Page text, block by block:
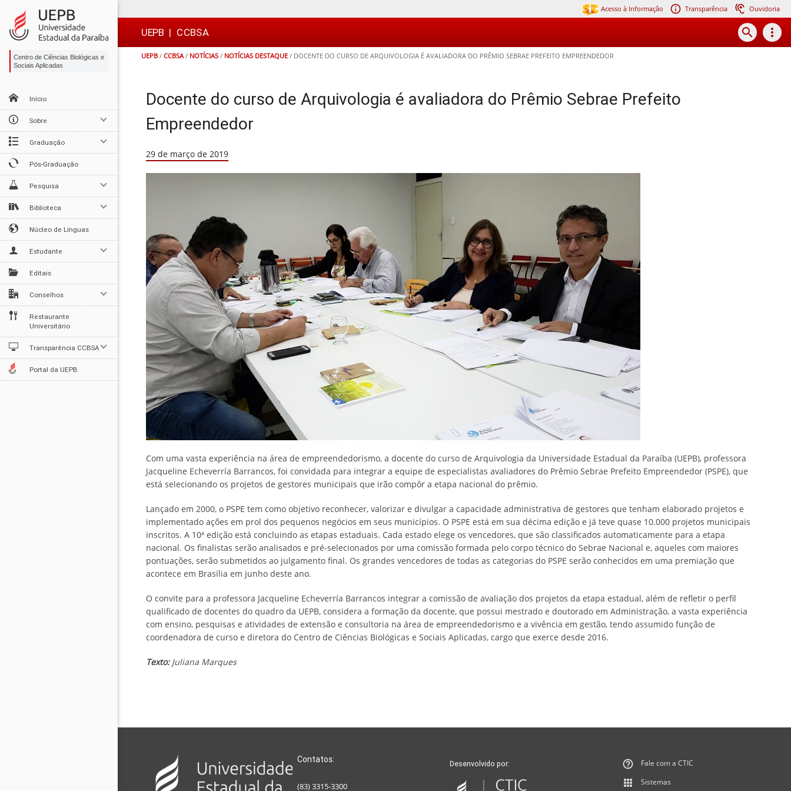
para
conteúdo
para
menu
para
busca
para
rodapé

Acesso à Informação Transparência Ouvidoria
UEPB | CCBSA search more_vert
UEPB / CCBSA/ NOTÍCIAS / NOTÍCIAS DESTAQUE / DOCENTE DO CURSO DE ARQUIVOLOGIA É AVALIADORA DO PRÊMIO SEBRAE PREFEITO EMPREENDEDOR
Centro de Ciências Biológicas e
Sociais Aplicadas
Início
Sobre
Graduação
Pós-Graduação
Pesquisa
Biblioteca
Núcleo de Línguas
Estudante
Editais
Conselhos
Restaurante
Universitário
Transparência CCBSA
Portal da UEPB
Docente do curso de Arquivologia é avaliadora do Prêmio Sebrae Prefeito
Empreendedor
29 de março de 2019
Com uma vasta experiência na área de empreendedorismo, a docente do curso de Arquivologia da Universidade Estadual da Paraíba (UEPB), professora
Jacqueline Echeverría Barrancos, foi convidada para integrar a equipe de especialistas avaliadores do Prêmio Sebrae Prefeito Empreendedor (PSPE), que
está selecionando os projetos de gestores municipais que irão compôr a etapa nacional do prêmio.
Lançado em 2000, o PSPE tem como objetivo reconhecer, valorizar e divulgar a capacidade administrativa de gestores que tenham elaborado projetos e
implementado ações em prol dos pequenos negócios em seus municípios. O PSPE está em sua décima edição e já teve quase 10.000 projetos municipais
inscritos. A 10ª edição está concluindo as etapas estaduais. Cada estado elege os vencedores, que são classificados automaticamente para a etapa
nacional. Os finalistas serão analisados e pré-selecionados por uma comissão formada pelo corpo técnico do Sebrae Nacional e, aqueles com maiores
pontuações, serão submetidos ao julgamento final. Os grandes vencedores de todas as categorias do PSPE serão conhecidos em uma premiação que
acontece em Brasília em junho deste ano.
O convite para a professora Jacqueline Echeverría Barrancos integrar a comissão de avaliação dos projetos da etapa estadual, além de refletir o perfil
qualificado de docentes do quadro da UEPB, considera a formação da docente, que possui mestrado e doutorado em Administração, a vasta experiência
com ensino, pesquisas e atividades de extensão e consultoria na área de empreendedorismo e a vivência em gestão, tendo assumido função de
coordenadora de curso e diretora do Centro de Ciências Biológicas e Sociais Aplicadas, cargo que exerce desde 2016.
Texto:Juliana Marques
Contatos:
(83) 3315-3300
Desenvolvido por:
Fale com a CTIC
Sistemas